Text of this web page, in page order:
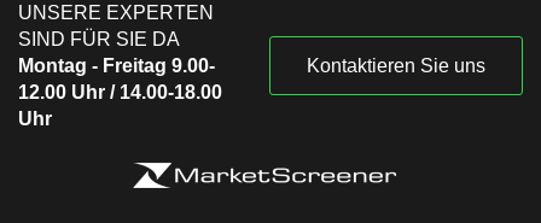
UNSERE EXPERTEN
SIND FÜR SIE DA
Montag - Freitag 9.00-
12.00 Uhr / 14.00-18.00
Uhr
Kontaktieren Sie uns